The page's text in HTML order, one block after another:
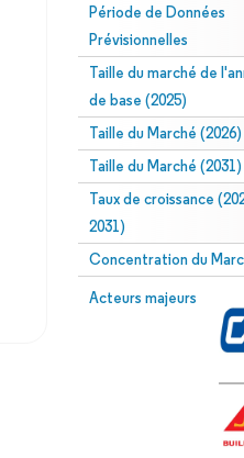
Période de Données
Prévisionnelles
Taille du marché de
de base (2025)
Taille du Marché (2026)
Taille du Marché (2031)
Taux de croissance
2031)
Concentration du
Acteurs majeurs
Image © Mordor
nécessite une attribution sous CC